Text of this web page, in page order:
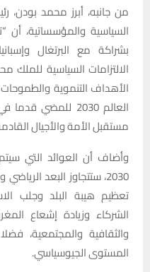
من جانبه، أبرز محمد
بشراكة مع البرتغال
الالتزامات السياسية
الأهداف التنموية
العالم 2030
مستقبل الأمة والأجيال
وأضاف أن العوائد التي
2030، ستتجاوز البعد
تعظيم هيبة البلد وجلب
الشركاء وزيادة إشعاع
والثقافية والمجتمعية،
المستوى الجيوسياسي.